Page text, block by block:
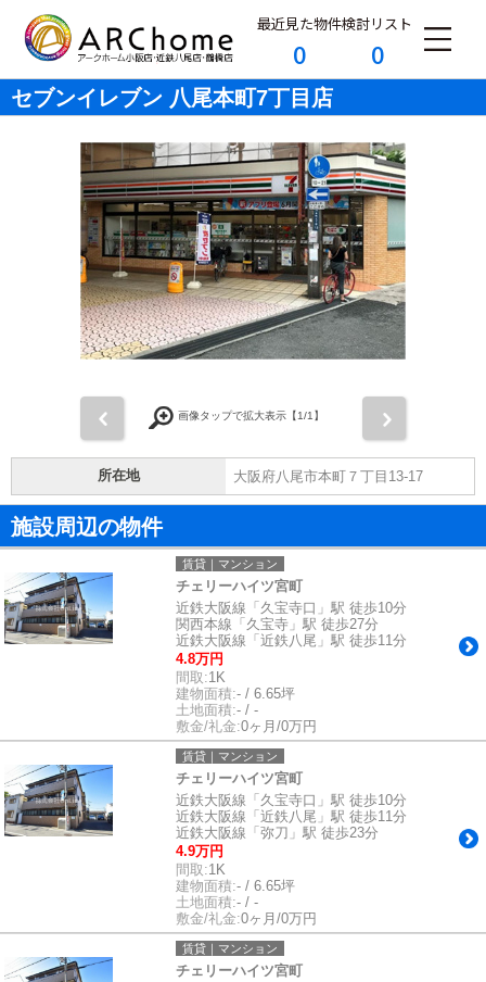
最近見た物件
0
検討リスト
0
セブンイレブン 八尾本町7丁目店
画像タップで拡大表示【1/1】
所在地 大阪府八尾市本町７丁目13-17
施設周辺の物件
賃貸｜マンション
チェリーハイツ宮町
近鉄大阪線「久宝寺口」駅 徒歩10分
関西本線「久宝寺」駅 徒歩27分
近鉄大阪線「近鉄八尾」駅 徒歩11分
4.8万円
間取:1K
建物面積:- / 6.65坪
土地面積:- / -
敷金/礼金:0ヶ月/0万円
賃貸｜マンション
チェリーハイツ宮町
近鉄大阪線「久宝寺口」駅 徒歩10分
近鉄大阪線「近鉄八尾」駅 徒歩11分
近鉄大阪線「弥刀」駅 徒歩23分
4.9万円
間取:1K
建物面積:- / 6.65坪
土地面積:- / -
敷金/礼金:0ヶ月/0万円
賃貸｜マンション
チェリーハイツ宮町